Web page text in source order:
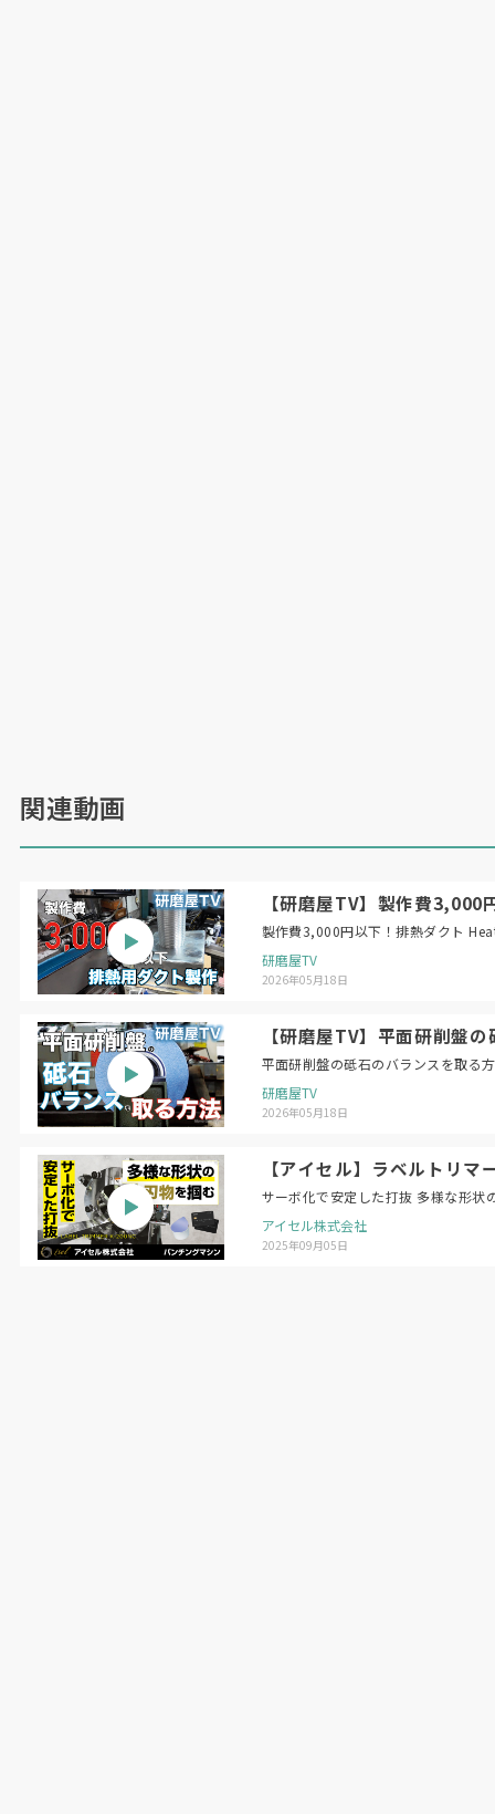
関連動画
【研磨屋TV】製作費
製作
研磨屋TV
2026年05月18日
【研磨屋TV】平面研削
研磨屋TV
2026年05月18日
【アイセル】ラベルトリ
サーボ化で安定した打抜 多様な形状
アイセル株式会社
2025年09月05日